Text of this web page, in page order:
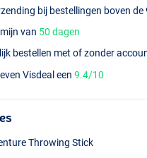
bij bestellingen boven de
van 50 dagen
bestellen met of zonder
Visdeal een9.4/10
Throwing Stick